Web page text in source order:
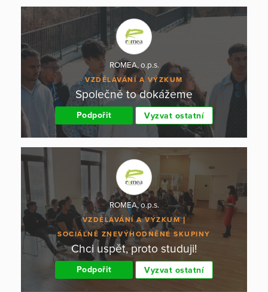
ROMEA, o.p.s.
VZDĚLÁVÁNÍ A VÝZKUM
Společně to dokážeme
Podpořit Vyzvat ostatní
ROMEA, o.p.s.
VZDĚLÁVÁNÍ A VÝZKUM
SOCIÁLNĚ ZNEVÝHODNĚNÉ SKUPINY
Chci uspět, proto studuji!
Podpořit Vyzvat ostatní